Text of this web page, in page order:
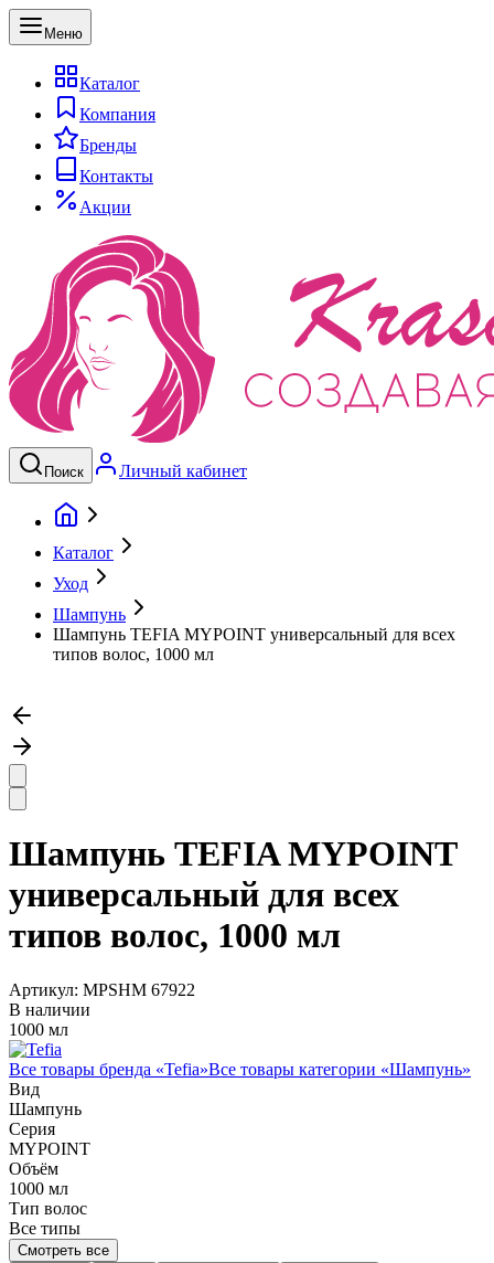
Меню
Каталог
Компания
Бренды
Контакты
Акции
Поиск Личный кабинет
Каталог
Уход
Шампунь
Шампунь TEFIA MYPOINT универсальный для всех
типов волос, 1000 мл
Шампунь TEFIA MYPOINT
универсальный для всех
типов волос, 1000 мл
Артикул: MPSHM 67922
В наличии
1000 мл
Все товары бренда «Tefia»Все товары категории «Шампунь»
Вид
Шампунь
Серия
MYPOINT
Объём
1000 мл
Тип волос
Все типы
Смотреть все